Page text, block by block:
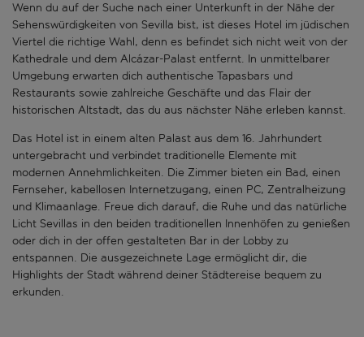
Wenn du auf der Suche nach einer Unterkunft in der Nähe der
Sehenswürdigkeiten von Sevilla bist, ist dieses Hotel im jüdischen
Viertel die richtige Wahl, denn es befindet sich nicht weit von der
Kathedrale und dem Alcázar-Palast entfernt. In unmittelbarer
Umgebung erwarten dich authentische Tapasbars und
Restaurants sowie zahlreiche Geschäfte und das Flair der
historischen Altstadt, das du aus nächster Nähe erleben kannst.
Das Hotel ist in einem alten Palast aus dem 16. Jahrhundert
untergebracht und verbindet traditionelle Elemente mit
modernen Annehmlichkeiten. Die Zimmer bieten ein Bad, einen
Fernseher, kabellosen Internetzugang, einen PC, Zentralheizung
und Klimaanlage. Freue dich darauf, die Ruhe und das natürliche
Licht Sevillas in den beiden traditionellen Innenhöfen zu genießen
oder dich in der offen gestalteten Bar in der Lobby zu
entspannen. Die ausgezeichnete Lage ermöglicht dir, die
Highlights der Stadt während deiner Städtereise bequem zu
erkunden.